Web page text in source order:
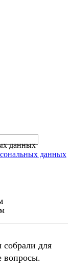
данных
данных
для
вопросы.